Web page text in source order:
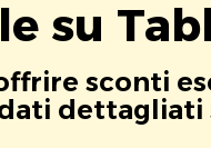
su
sconti
dettagliati